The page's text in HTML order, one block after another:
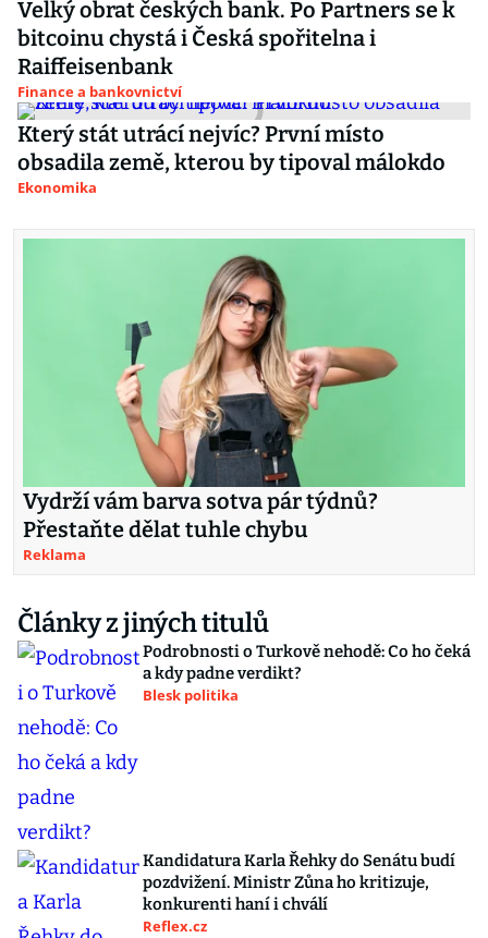
Velký obrat českých bank. Po Partners se k
bitcoinu chystá i Česká spořitelna i
Raiffeisenbank
Finance a bankovnictví
Který stát utrácí nejvíc? První místo
obsadila země, kterou by tipoval málokdo
Ekonomika
Vydrží vám barva sotva pár týdnů?
Přestaňte dělat tuhle chybu
Reklama
Články z jiných titulů
Podrobnosti o Turkově nehodě: Co ho čeká
a kdy padne verdikt?
Blesk politika
Kandidatura Karla Řehky do Senátu budí
pozdvižení. Ministr Zůna ho kritizuje,
konkurenti haní i chválí
Reflex.cz